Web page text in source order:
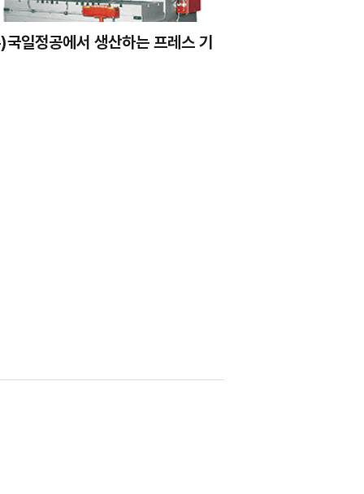
국일정공에서 생산하는 프레스 기